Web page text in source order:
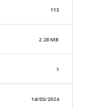
113
2.28 MB
1
14/05/2024